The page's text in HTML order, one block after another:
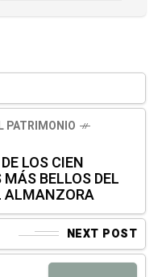
PATRIMONIO
LOS CIEN
BELLOS DEL
ALMANZORA
NEXT POST